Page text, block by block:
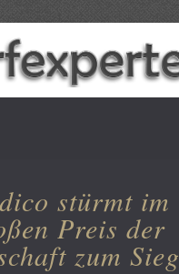
stürmt im
Preis der
zum Sieg